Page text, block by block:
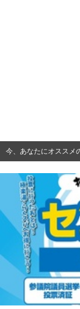
今、あなたにオススメ